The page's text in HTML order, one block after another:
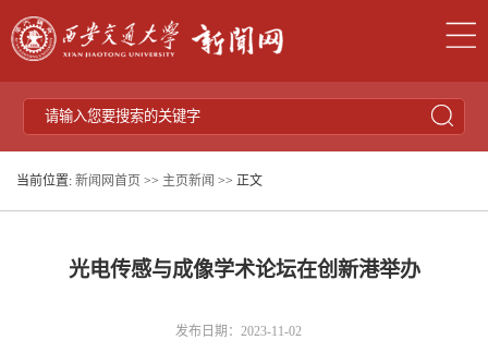
当前位置: 新闻网首页 >> 主页新闻 >> 正文
光电传感与成像学术论坛在创新港举办
发布日期：2023-11-02